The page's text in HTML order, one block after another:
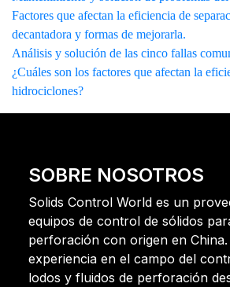
Factores que afectan la eficiencia de
decantadora y formas de mejorarla.
Análisis y solución de las cinco fallas
¿Cuáles son los factores que afectan la
hidrociclones?
SOBRE NOSOTROS
Solids Control World es un
equipos de control de sólidos
perforación con origen en
experiencia en el campo del
lodos y fluidos de perforación